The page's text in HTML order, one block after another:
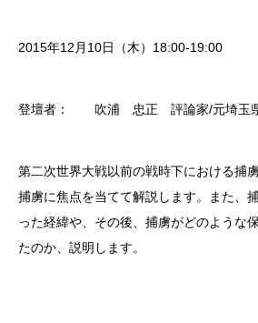
2015年12月10日（木）18:00-19:00
登壇者： 吹浦 忠正 評論家/元埼玉県
第二次世界大戦以前の戦時下における捕
捕虜に焦点を当てて解説します。また、
った経緯や、その後、捕虜がどのような
たのか、説明します。